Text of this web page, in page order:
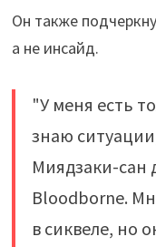
Он также
а не инсайд.
"У меня есть
знаю
Миядзаки-сан
Bloodborne.
в сиквеле, но